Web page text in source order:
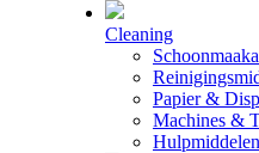
Cleaning
Papier &
Machines &